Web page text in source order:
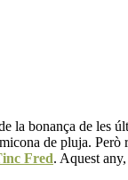
la bonança de les
de pluja. Però
Fred. Aquest